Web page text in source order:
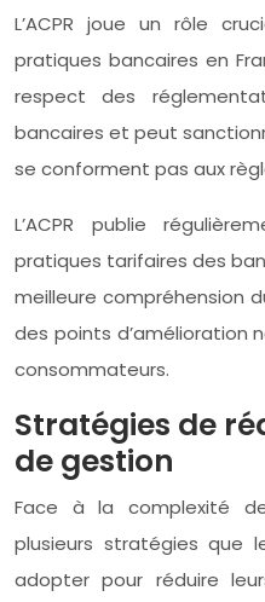
L’ACPR joue un rôle
pratiques bancaires en
respect des
bancaires et peut
se conforment pas aux
L’ACPR publie
pratiques tarifaires des
meilleure compréhension
des points d’amélioration
consommateurs.
Stratégies de
de gestion
Face à la complexité
plusieurs stratégies que
adopter pour réduire